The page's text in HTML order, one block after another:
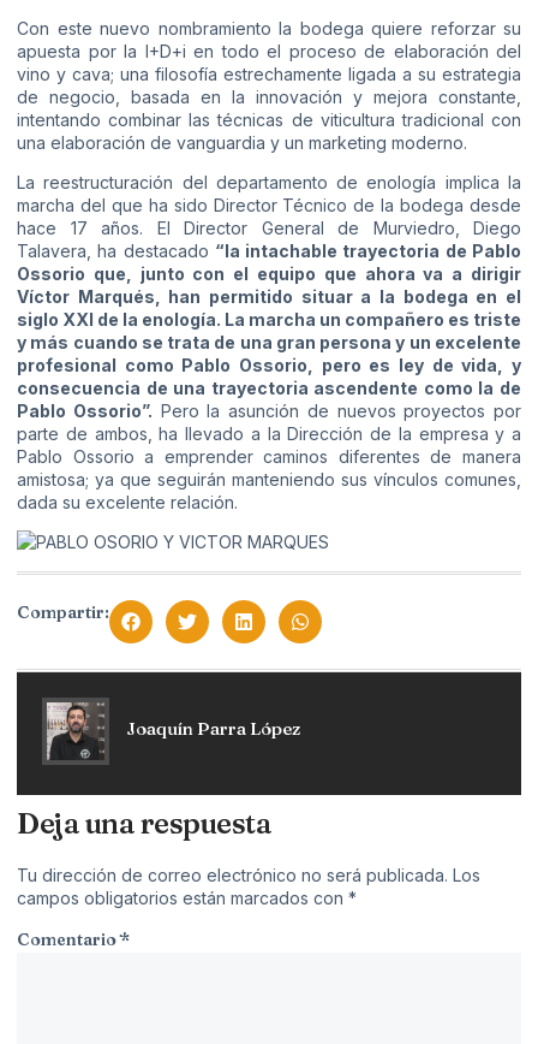
Con este nuevo nombramiento la bodega quiere reforzar su
apuesta por la I+D+i en todo el proceso de elaboración del
vino y cava; una filosofía estrechamente ligada a su estrategia
de negocio, basada en la innovación y mejora constante,
intentando combinar las técnicas de viticultura tradicional con
una elaboración de vanguardia y un marketing moderno.
La reestructuración del departamento de enología implica la
marcha del que ha sido Director Técnico de la bodega desde
hace 17 años. El Director General de Murviedro, Diego
Talavera, ha destacado “la intachable trayectoria de Pablo
Ossorio que, junto con el equipo que ahora va a dirigir
Víctor Marqués, han permitido situar a la bodega en el
siglo XXI de la enología. La marcha un compañero es triste
y más cuando se trata de una gran persona y un excelente
profesional como Pablo Ossorio, pero es ley de vida, y
consecuencia de una trayectoria ascendente como la de
Pablo Ossorio”. Pero la asunción de nuevos proyectos por
parte de ambos, ha llevado a la Dirección de la empresa y a
Pablo Ossorio a emprender caminos diferentes de manera
amistosa; ya que seguirán manteniendo sus vínculos comunes,
dada su excelente relación.
Compartir:
Joaquín Parra López
Deja una respuesta
Tu dirección de correo electrónico no será publicada. Los
campos obligatorios están marcados con *
Comentario*